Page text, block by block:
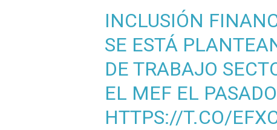
INCLUSIÓN
SE ESTÁ
DE TRABAJO
EL MEF EL
HTTPS://T.CO/